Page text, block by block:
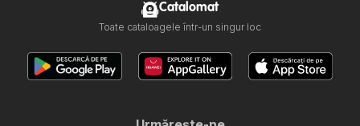
Catalomat
Toate cataloagele într-un singur loc